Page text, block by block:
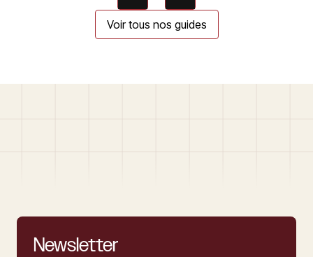
Voir tous nos guides
Newsletter